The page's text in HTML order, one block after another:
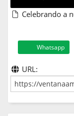
Celebrando a
Whatsapp
URL: